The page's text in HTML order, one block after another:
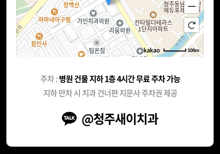
100m
주차 :병원 건물 지하 1층 4시간 무료 주차 가능
지하 만차 시 치과 건너편 지문사 주차권 제공
@청주새이치과